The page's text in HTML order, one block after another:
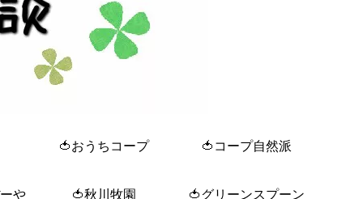
🍅おうちコープ 🍅コープ自然派
や 🍅秋川牧園 🍅グリーンスプーン